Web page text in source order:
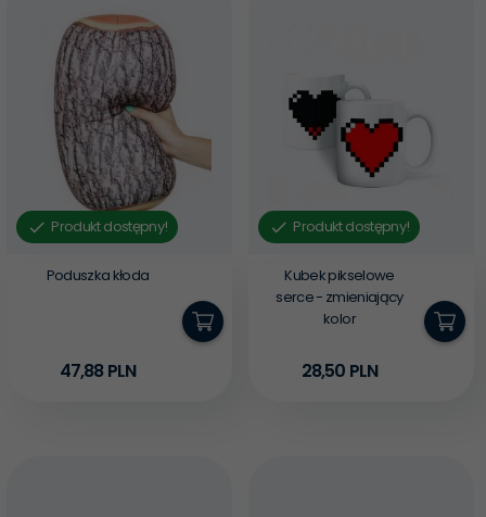
Produkt dostępny!
Poduszka kłoda
47,88PLN
Produkt dostępny!
Kubek pikselowe
serce - zmieniający
kolor
28,50 PLN